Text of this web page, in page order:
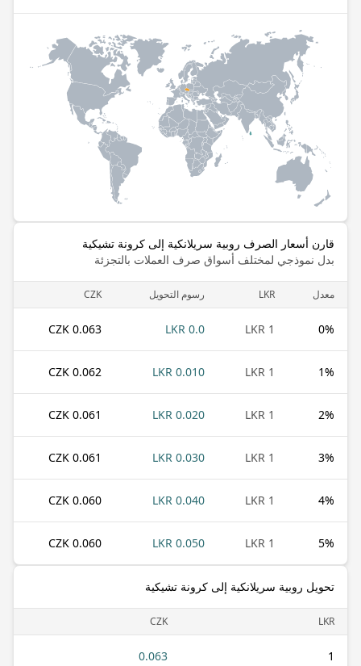
قارن أسعار الصرف روبية سريلانكية إلى كرونة تشيكية
بدل نموذجي لمختلف أسواق صرف العملات بالتجزئة
معدل LKR رسوم التحويل CZK
0%
1 LKR
0.0 LKR
0.063 CZK
1%
1 LKR
0.010 LKR
0.062 CZK
2%
1 LKR
0.020 LKR
0.061 CZK
3%
1 LKR
0.030 LKR
0.061 CZK
4%
1 LKR
0.040 LKR
0.060 CZK
5%
1 LKR
0.050 LKR
0.060 CZK
تحويل روبية سريلانكية إلى كرونة تشيكية
LKR
CZK
1
0.063